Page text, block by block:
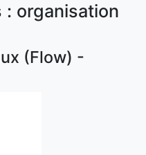
: organisation
(Flow) -